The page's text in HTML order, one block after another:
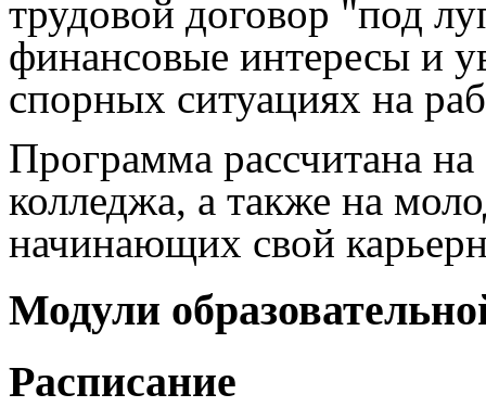
трудовой договор "под
финансовые интересы и
спорных ситуациях на
Программа рассчитана
колледжа, а также на
начинающих свой
Модули
Расписание